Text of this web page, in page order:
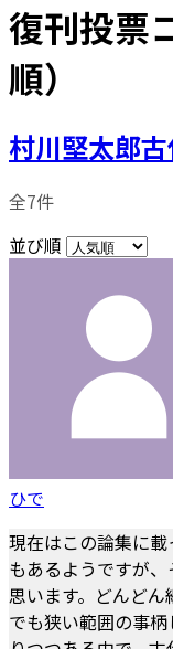
復刊投票
順）
村川堅太郎
全7件
並び順
ひで
現在はこの論集に
もあるようですが
思います。どんど
でも狭い範囲の事